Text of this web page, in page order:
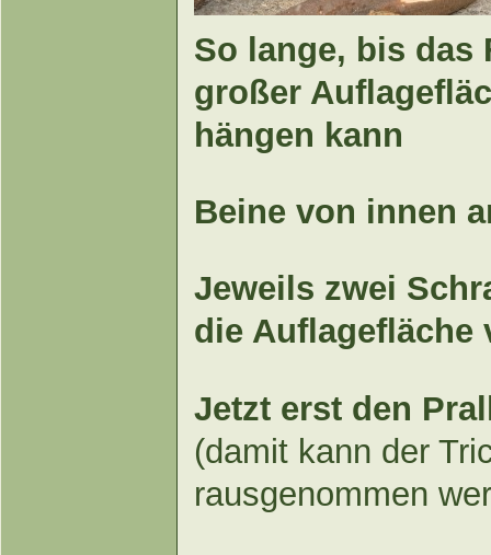
So lange, bis das
großer
hängen kann
Beine von innen
Jeweils zwei
die Auflagefläche
Jetzt erst den
(damit kann der
rausgenommen